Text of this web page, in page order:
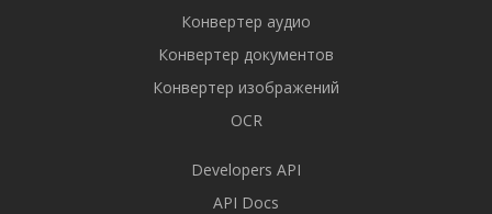
Конвертер аудио
Конвертер документов
Конвертер изображений
OCR
Developers API
API Docs